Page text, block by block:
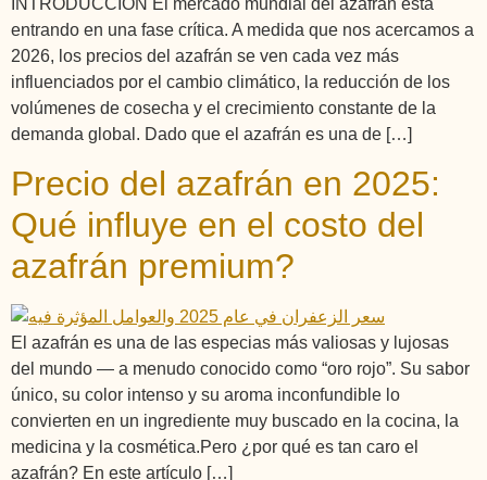
INTRODUCCIÓN El mercado mundial del azafrán está
entrando en una fase crítica. A medida que nos acercamos a
2026, los precios del azafrán se ven cada vez más
influenciados por el cambio climático, la reducción de los
volúmenes de cosecha y el crecimiento constante de la
demanda global. Dado que el azafrán es una de […]
Precio del azafrán en 2025:
Qué influye en el costo del
azafrán premium?
El azafrán es una de las especias más valiosas y lujosas
del mundo — a menudo conocido como “oro rojo”. Su sabor
único, su color intenso y su aroma inconfundible lo
convierten en un ingrediente muy buscado en la cocina, la
medicina y la cosmética.Pero ¿por qué es tan caro el
azafrán? En este artículo […]